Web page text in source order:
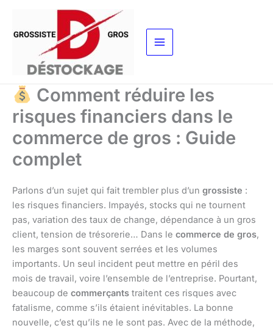
contenu
Comment réduire les
risques financiers dans le
commerce de gros : Guide
complet
Parlons d’un sujet qui fait trembler plus d’un grossiste :
les risques financiers. Impayés, stocks qui ne tournent
pas, variation des taux de change, dépendance à un gros
client, tension de trésorerie… Dans le commerce de gros,
les marges sont souvent serrées et les volumes
importants. Un seul incident peut mettre en péril des
mois de travail, voire l’ensemble de l’entreprise. Pourtant,
beaucoup de commerçants traitent ces risques avec
fatalisme, comme s’ils étaient inévitables. La bonne
nouvelle, c’est qu’ils ne le sont pas. Avec de la méthode,